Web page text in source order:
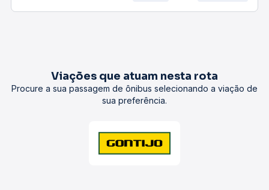
Viações que atuam nesta rota
Procure a sua passagem de ônibus selecionando a viação de
sua preferência.